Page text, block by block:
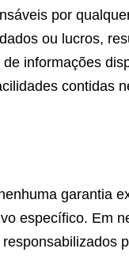
por
ou lucros,
informações
contidas
garantia
específico. Em